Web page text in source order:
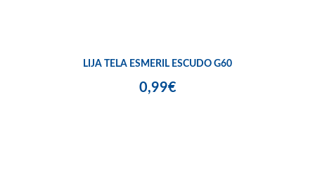
LIJA TELA ESMERIL ESCUDO G60
0,99€